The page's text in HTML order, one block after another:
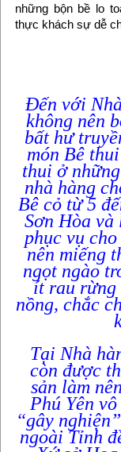
những bộn bề lo
thực khách sự dễ
Đến với
không nên
bất hư
món Bê
thui ở
nhà hàng
Bê cỏ từ 5
Sơn Hòa
phục vụ
nên miếng
ngọt ngào
ít rau rừng
nồng, chắc
Tại Nhà
còn được
sản làm
Phú Yên
“gây
ngoài Tỉnh